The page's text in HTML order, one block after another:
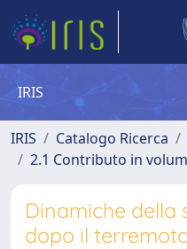
IRIS
IRIS Catalogo Ricerca
2.1 Contributo in
Dinamiche della
dopo il